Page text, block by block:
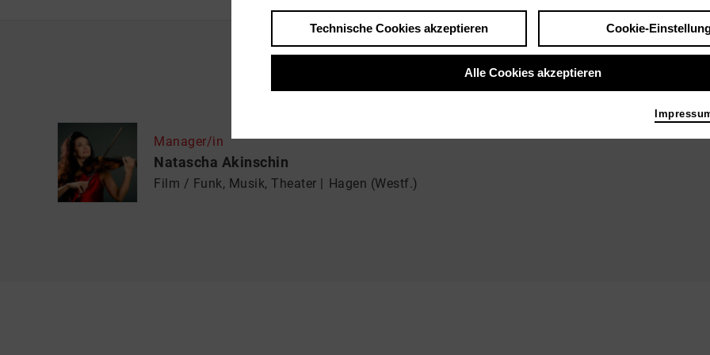
Personen und Akteure
Manager/in
Natascha Akinschin
Film / Funk, Musik, Theater Hagen (Westf.)
Technische Cookies akzeptieren Cookie-
Alle Cookies akzeptieren